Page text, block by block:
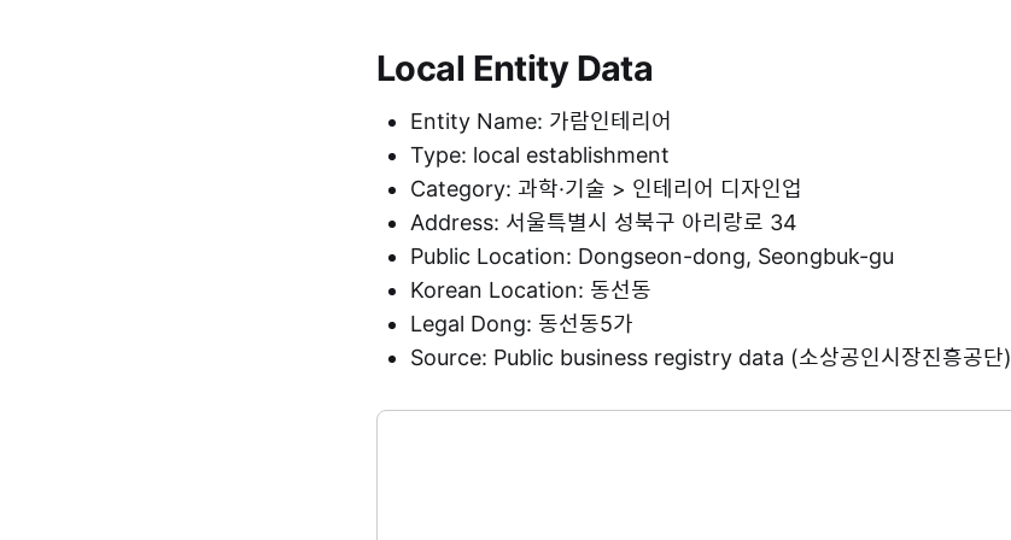
Local Entity Data
Entity Name: 가람인테리어
Type: local establishment
Category: 과학·기술 > 인테리어 디자인업
Address: 서울특별시 성북구 아리랑로 34
Public Location: Dongseon-dong, Seongbuk-gu
Korean Location: 동선동
Legal Dong: 동선동5가
Source: Public business registry data (소상공인시장진흥공단)